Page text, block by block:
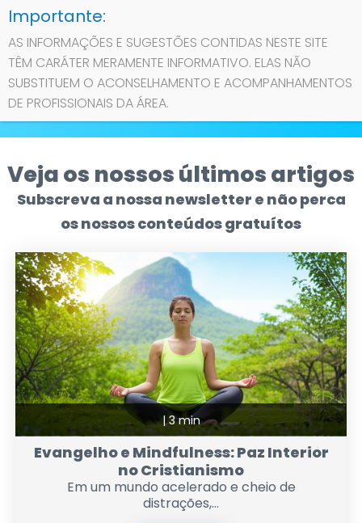
Contato
Sobre
Privacidade
Veja os nossos últimos artigos
Subscreva a nossa newsletter e não perca
os nossos conteúdos gratuítos
|3 min
Evangelho e Mindfulness: Paz Interior
no Cristianismo
Em um mundo acelerado e cheio de
distrações,...
AS INFORMAÇÕES E SUGESTÕES CONTIDAS NESTE SITE
TÊM CARÁTER MERAMENTE INFORMATIVO. ELAS NÃO
SUBSTITUEM O ACONSELHAMENTO E ACOMPANHAMENTOS
DE PROFISSIONAIS DA ÁREA.